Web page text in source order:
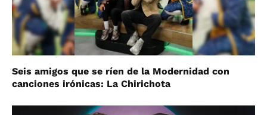
Seis amigos que se ríen de la Modernidad con
canciones irónicas: La Chirichota